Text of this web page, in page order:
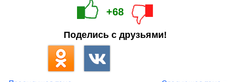
+68
Поделись с друзьями!